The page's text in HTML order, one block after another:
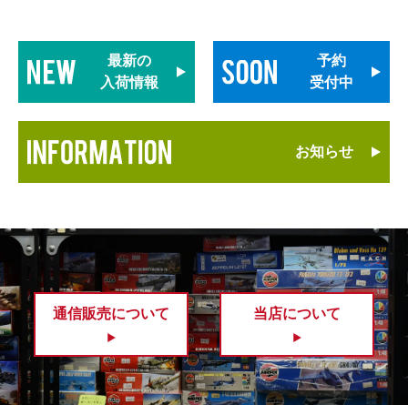
最新の
入荷情報
予約
受付中
お知らせ
通信販売について 当店について